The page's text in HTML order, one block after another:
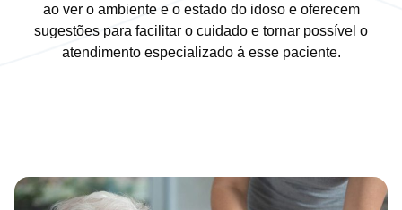
ao ver o ambiente e o estado do idoso e oferecem
sugestões para facilitar o cuidado e tornar possível o
atendimento especializado á esse paciente.